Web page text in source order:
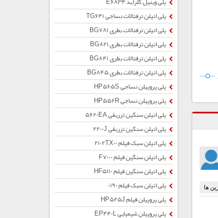
پلی اتیلن ترفتالات نساجی TG641
پلی اتیلن ترفتالات بطری BG781
پلی اتیلن ترفتالات بطری BG821
پلی اتیلن ترفتالات بطری BG841
پلی اتیلن ترفتالات بطری BG845
پلی پروپیلن نساجی HP565S
پلی پروپیلن نساجی HP552R
پلی اتیلن سنگین تزریقی 5620EA
پلی اتیلن سنگین تزریقی 2200J
پلی اتیلن سبک فیلم 2102TX00
پلی اتیلن سنگین فیلم F7000
پلی اتیلن سنگین فیلم HF5110
پلی اتیلن سبک فیلم 0190
پلی پروپیلن فیلم HP525J
پلی پروپیلن شیمیایی EP440L